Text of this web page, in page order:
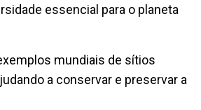
essencial para o planeta
mundiais de sítios
a conservar e preservar a